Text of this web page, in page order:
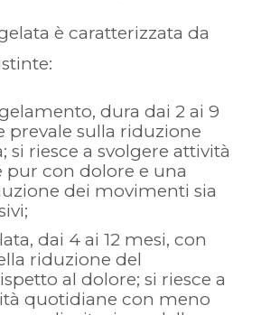
è caratterizzata da
dura dai 2 ai 9
prevale sulla riduzione
si riesce a svolgere attività
pur con dolore e una
dei movimenti sia
dai 4 ai 12 mesi, con
riduzione del
al dolore; si riesce a
quotidiane con meno